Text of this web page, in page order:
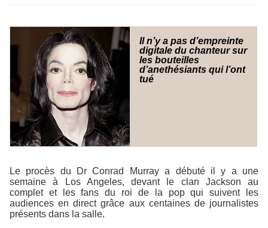
Il n’y a pas d’empreinte
digitale du chanteur sur
les bouteilles
d’anethésiants qui l’ont
tué
Le procès du Dr Conrad Murray a débuté il y a une
semaine à Los Angeles, devant le clan Jackson au
complet et les fans du roi de la pop qui suivent les
audiences en direct grâce aux centaines de journalistes
présents dans la salle.